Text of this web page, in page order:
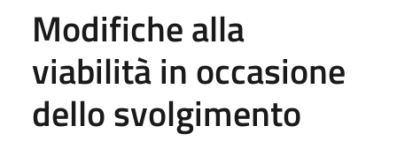
Modifiche alla
viabilità in occasione
dello svolgimento